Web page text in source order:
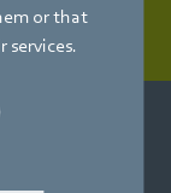
or that
services.